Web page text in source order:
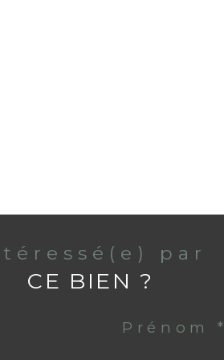
par
CE BIEN ?
Prénom *